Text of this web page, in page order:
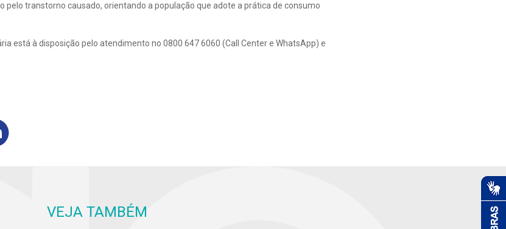
pelo transtorno causado, orientando a população que adote a prática de consumo
está à disposição pelo atendimento no 0800 647 6060 (Call Center e WhatsApp) e
VEJA TAMBÉM